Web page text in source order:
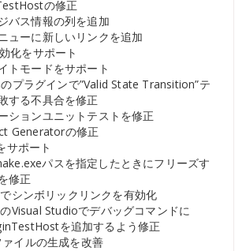
の修正
バス情報の列を追加
ューに新しいリンクを追加
化をサポート
トモードをサポート
プラグインで”Valid State Transition”テ
する不具合を修正
ションユニットテストを修正
Generatorの修正
サポート
パスを指定したときにフリーズす
修正
シンボリックリンクを有効化
Visual Studioでデバッグコマンドに
を追加するよう修正
イルの生成を改善